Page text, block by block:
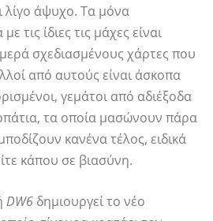
λίγο άψυχο. Τα μόνα
τις ίδιες τις μάχες είναι
σχεδιασμένους χάρτες που
από αυτούς είναι άσκοπα
γεμάτοι από αδιέξοδα
τα οποία μασώνουν πάρα
κανένα τέλος, ειδικά
κάπου σε βιασύνη.
DW6 δημιουργεί το νέο